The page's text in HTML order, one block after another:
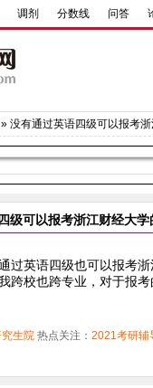
调剂 分数线 问答
» 没有通过英语四级可以报考
级可以报考浙江财经大学
过英语四级也可以报考
跨校也跨专业，对于报
生院 热点关注： 2021考研辅